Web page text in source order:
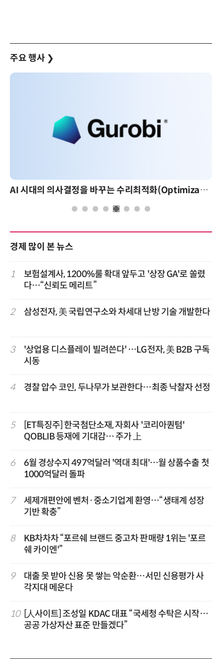
주요 행사 ❯
AI 시대의 의사결정을 바꾸는 수리최적화(Optimization): 실제 산업 적용 사례와 활용 전략
경제 많이 본 뉴스
1
보험설계사, 1200%룰 확대 앞두고 '상장 GA'로 쏠렸
다…“신뢰도 메리트”
2 삼성전자, 美 국립연구소와 차세대 난방 기술 개발한다
3
'상업용 디스플레이 빌려쓴다' …LG전자, 美 B2B 구독
시동
4 경찰 압수 코인, 두나무가 보관한다…최종 낙찰자 선정
5
[ET특징주] 한국첨단소재, 자회사 '코리아퀀텀'
QOBLIB 등재에 기대감… 주가 上
6
6월 경상수지 497억달러 '역대 최대'…월 상품수출 첫
1000억달러 돌파
7
세제개편안에 벤처·중소기업계 환영…“생태계 성장
기반 확충”
8
KB차차차 “포르쉐 브랜드 중고차 판매량 1위는 '포르
쉐 카이엔'”
9
대출 못 받아 신용 못 쌓는 악순환…서민 신용평가 사
각지대 메운다
10
[人사이트] 조성일 KDAC 대표 “국세청 수탁은 시작…
공공 가상자산 표준 만들겠다”